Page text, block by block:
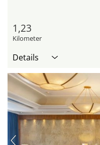
1,23
Kilometer
Details